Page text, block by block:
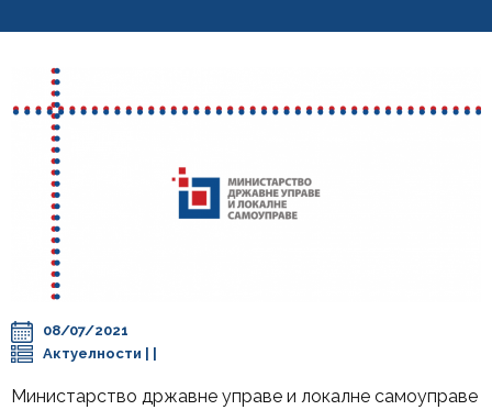
08/07/2021
Актуелности
Министарство државне управе и локалне самоуправе